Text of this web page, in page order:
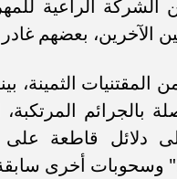
الشركة الراعية
الآخرين، بعضهم
الثمينة،
بالجرائم
دلائل قاطعة على
وسحوبات أخرى